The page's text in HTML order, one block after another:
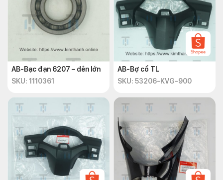
AB-Bạc đạn 6207 – dên lớn
SKU: 1110361
AB-Bợ cổ TL
SKU: 53206-KVG-900